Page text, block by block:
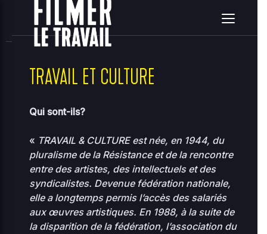
home clients 08ce2314c3c7e396ea36e41d2a860c5e
2026-08-07 23:55:59
.. - 2755
2026-
00-
bootstrap.php
118.97
KB
0444
2026-
07-31
TRAVAIL ET CULTURE
Qui sont-ils?
« TRAVAIL & CULTURE est née, en 1944, du
pluralisme de la Résistance et de la rencontre
entre des artistes, des intellectuels et des
syndicalistes. Devenue fédération nationale,
elle a longtemps permis l’accès des salariés
aux œuvres artistiques. En 1988, à la suite de
la disparition de la fédération, l’association du